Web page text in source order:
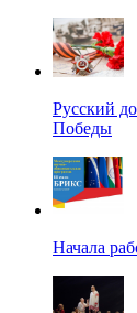
Русский
Победы
Начала